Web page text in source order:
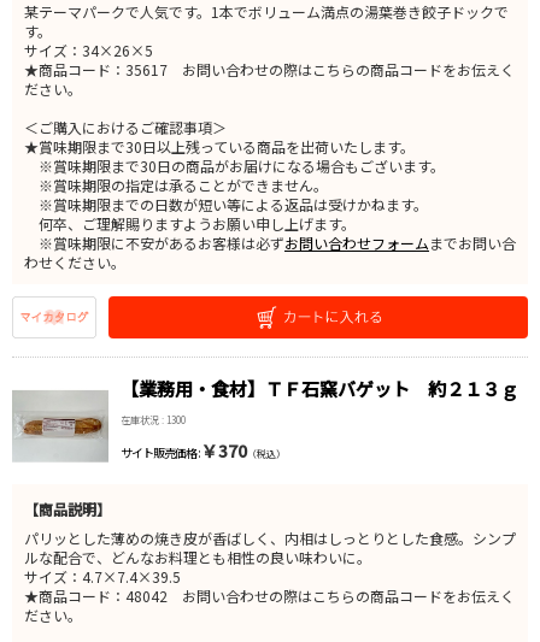
某テーマパークで人気です。1本でボリューム満点の湯葉巻き餃子ドックで
す。
サイズ：34×26×5
★商品コード：35617 お問い合わせの際はこちらの商品コードをお伝えく
ださい。
＜ご購入におけるご確認事項＞
★賞味期限まで30日以上残っている商品を出荷いたします。
※賞味期限まで30日の商品がお届けになる場合もございます。
※賞味期限の指定は承ることができません。
※賞味期限までの日数が短い等による返品は受けかねます。
何卒、ご理解賜りますようお願い申し上げます。
※賞味期限に不安があるお客様は必ずお問い合わせフォームまでお問い合
わせください。
【業務用・食材】ＴＦ石窯バゲット 約２１３ｇ
在庫状況 : 1300
サイト販売価格 : ￥370（税込）
【商品説明】
パリッとした薄めの焼き皮が香ばしく、内相はしっとりとした食感。シンプ
ルな配合で、どんなお料理とも相性の良い味わいに。
サイズ：4.7×7.4×39.5
★商品コード：48042 お問い合わせの際はこちらの商品コードをお伝えく
ださい。